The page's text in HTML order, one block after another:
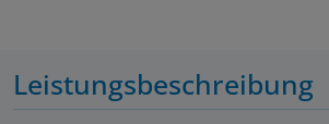
Leistungsbeschreibung